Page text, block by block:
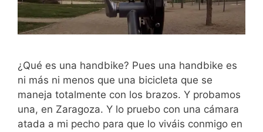
¿Qué es una handbike? Pues una handbike es
ni más ni menos que una bicicleta que se
maneja totalmente con los brazos. Y probamos
una, en Zaragoza. Y lo pruebo con una cámara
atada a mi pecho para que lo viváis conmigo en